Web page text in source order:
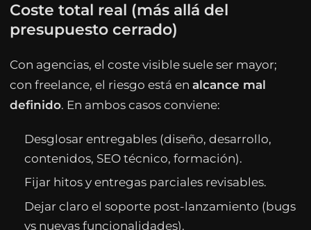
Coste total real (más allá del
presupuesto cerrado)
Con agencias, el coste visible suele ser mayor;
con freelance, el riesgo está en alcance mal
definido. En ambos casos conviene:
Desglosar entregables (diseño, desarrollo,
contenidos, SEO técnico, formación).
Fijar hitos y entregas parciales revisables.
Dejar claro el soporte post-lanzamiento (bugs
vs nuevas funcionalidades).